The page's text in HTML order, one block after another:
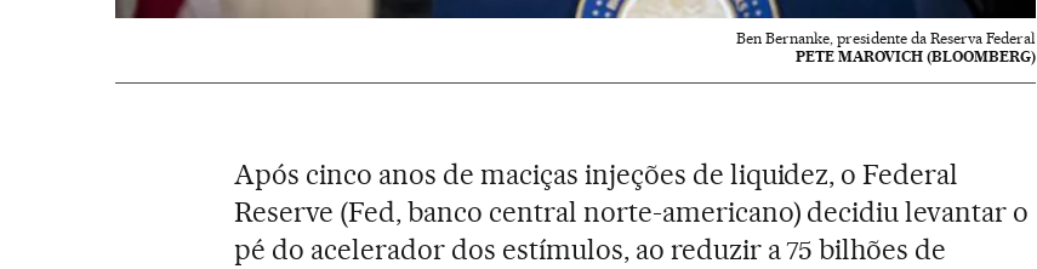
Ben Bernanke, presidente da Reserva Federal
PETE MAROVICH (BLOOMBERG)
Após cinco anos de maciças injeções de liquidez, o Federal
Reserve (Fed, banco central norte-americano) decidiu levantar o
pé do acelerador dos estímulos, ao reduzir a 75 bilhões de